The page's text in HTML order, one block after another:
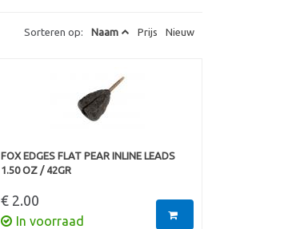
Sorteren op: Naam Prijs Nieuw
FOX EDGES FLAT PEAR INLINE LEADS
1.50 OZ / 42GR
€ 2.00
In voorraad